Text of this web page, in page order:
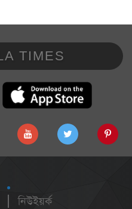
TIMES
নিউইয়র্ক